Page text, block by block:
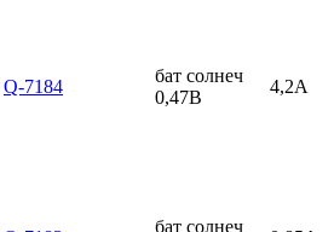
Q-7184
бат солнеч
0,47В
4,2А
бат солнеч